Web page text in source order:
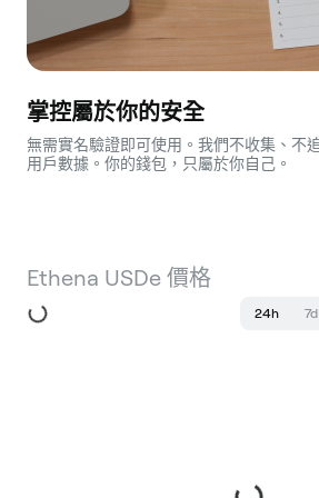
掌控屬於你的安全
無需實名驗證即可使用。我們不收集、不
用戶數據。你的錢包，只屬於你自己。
Ethena USDe 價格
24h 7d